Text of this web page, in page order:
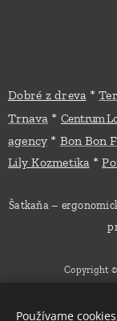
Dobré z dreva*
Trnava * Centrum
agency * Bon Bon
Lily Kozmetika*
Šatkaňa –
Copyright
Používame